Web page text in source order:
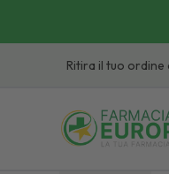
il tuo ordine dove e